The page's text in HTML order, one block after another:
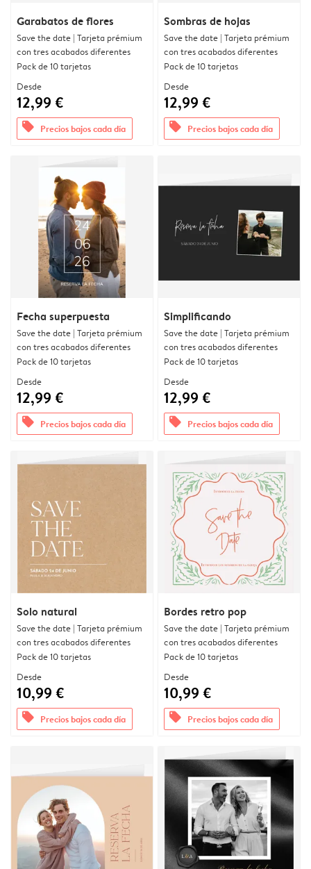
Garabatos de flores
Save the date | Tarjeta prémium
con tres acabados diferentes
Pack de 10 tarjetas
Desde
12,99 €
offers Precios bajos cada día
Sombras de hojas
Save the date | Tarjeta prémium
con tres acabados diferentes
Pack de 10 tarjetas
Desde
12,99 €
offers Precios bajos cada día
Fecha superpuesta
Save the date | Tarjeta prémium
con tres acabados diferentes
Pack de 10 tarjetas
Desde
12,99 €
offers Precios bajos cada día
Simplificando
Save the date | Tarjeta prémium
con tres acabados diferentes
Pack de 10 tarjetas
Desde
12,99 €
offers Precios bajos cada día
Solo natural
Save the date | Tarjeta prémium
con tres acabados diferentes
Pack de 10 tarjetas
Desde
10,99 €
offers Precios bajos cada día
Bordes retro pop
Save the date | Tarjeta prémium
con tres acabados diferentes
Pack de 10 tarjetas
Desde
10,99 €
offers Precios bajos cada día